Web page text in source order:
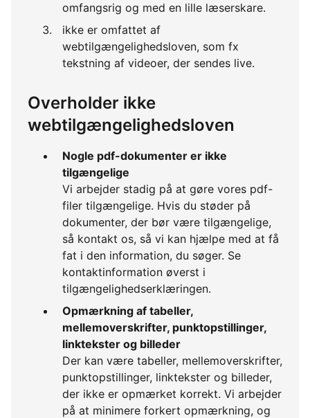
omfangsrig og med en lille læserskare.
ikke er omfattet af
webtilgængelighedsloven, som fx
tekstning af videoer, der sendes live.
Overholder ikke
webtilgængelighedsloven
Nogle pdf-dokumenter er ikke
tilgængelige
Vi arbejder stadig på at gøre vores pdf-
filer tilgængelige. Hvis du støder på
dokumenter, der bør være tilgængelige,
så kontakt os, så vi kan hjælpe med at få
fat i den information, du søger. Se
kontaktinformation øverst i
tilgængelighedserklæringen.
Opmærkning af tabeller,
mellemoverskrifter, punktopstillinger,
linktekster og billeder
Der kan være tabeller, mellemoverskrifter,
punktopstillinger, linktekster og billeder,
der ikke er opmærket korrekt. Vi arbejder
på at minimere forkert opmærkning, og